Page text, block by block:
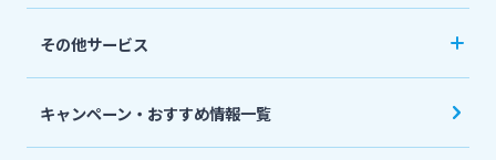
みやぎんPay
その他サービス
ペイジー口座振替受付サービス
キャンペーン・おすすめ情報一覧